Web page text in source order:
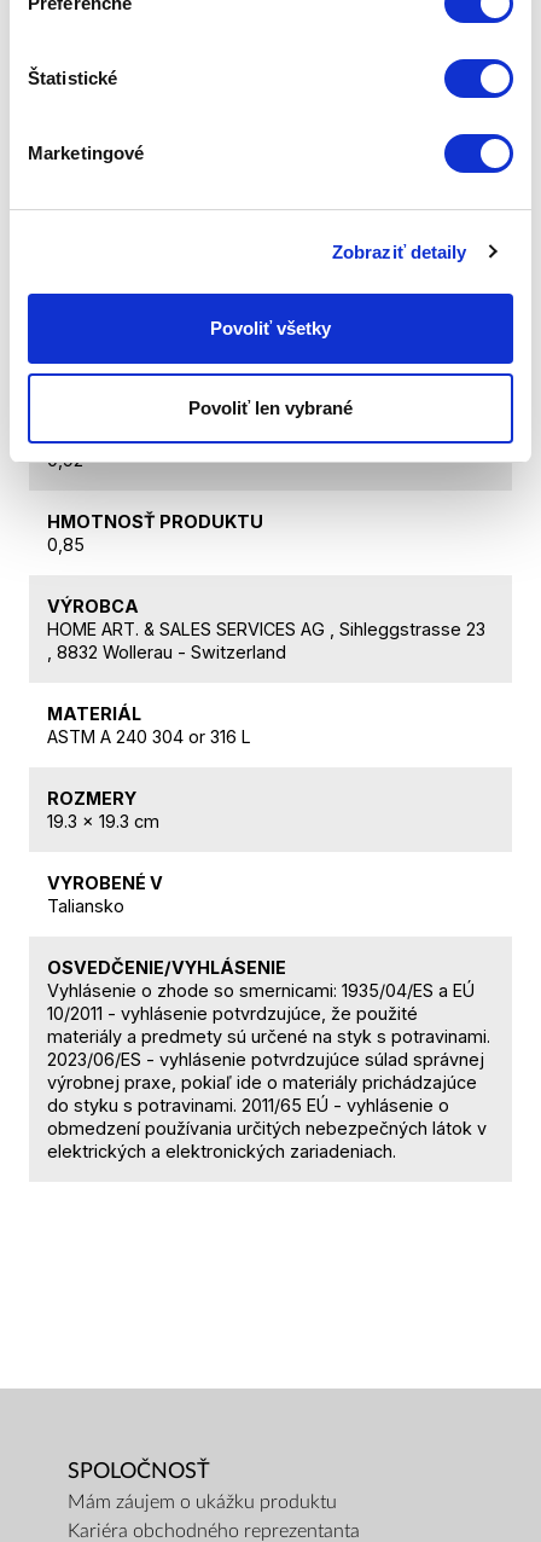
Štatistické
Marketingové
Zobraziť detaily
Povoliť všetky
Povoliť len vybrané
materiálu alebo výrobnej chyby. 24-mesačná záruka
digitálny a analógový Zepter termokontrol sa taktiež
vzťahuje 24-mesačná záruka. Nevkladajte Zepter
povrchy, nevystavujte ho vysokým teplotám. Na
plastové časti sa vzťahuje 24-mesačná záruka.
teplotám. Zepter poskytuje záruku na pozlátené časti
nevzťahuje: na estetické zmeny vzniknuté pri bežnom
výrobku. Pre uplatnenie záruky sa zákazník musí
starostlivo uchovajte.
HMOTNOSŤ CELKOVÁ
0,92
HMOTNOSŤ PRODUKTU
0,85
VÝROBCA
HOME ART. & SALES SERVICES AG , Sihleggstrasse 23
, 8832 Wollerau - Switzerland
MATERIÁL
ASTM A 240 304 or 316 L
ROZMERY
19.3 x 19.3 cm
VYROBENÉ V
Taliansko
OSVEDČENIE/VYHLÁSENIE
Vyhlásenie o zhode so smernicami: 1935/04/ES a EÚ
10/2011 - vyhlásenie potvrdzujúce, že použité
materiály a predmety sú určené na styk s potravinami.
2023/06/ES - vyhlásenie potvrdzujúce súlad správnej
výrobnej praxe, pokiaľ ide o materiály prichádzajúce
do styku s potravinami. 2011/65 EÚ - vyhlásenie o
obmedzení používania určitých nebezpečných látok v
elektrických a elektronických zariadeniach.
SPOLOČNOSŤ
Mám záujem o ukážku produktu
Kariéra obchodného reprezentanta